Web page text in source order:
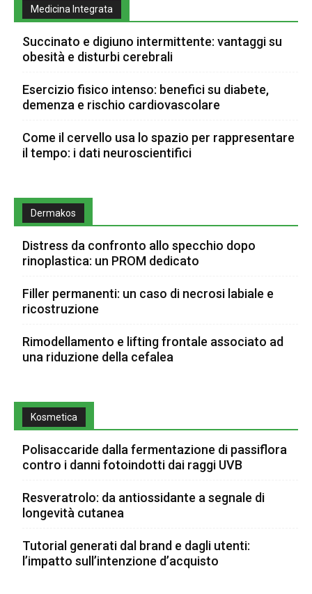
Medicina Integrata
Succinato e digiuno intermittente: vantaggi su
obesità e disturbi cerebrali
Esercizio fisico intenso: benefici su diabete,
demenza e rischio cardiovascolare
Come il cervello usa lo spazio per rappresentare
il tempo: i dati neuroscientifici
Dermakos
Distress da confronto allo specchio dopo
rinoplastica: un PROM dedicato
Filler permanenti: un caso di necrosi labiale e
ricostruzione
Rimodellamento e lifting frontale associato ad
una riduzione della cefalea
Kosmetica
Polisaccaride dalla fermentazione di passiflora
contro i danni fotoindotti dai raggi UVB
Resveratrolo: da antiossidante a segnale di
longevità cutanea
Tutorial generati dal brand e dagli utenti:
l’impatto sull’intenzione d’acquisto